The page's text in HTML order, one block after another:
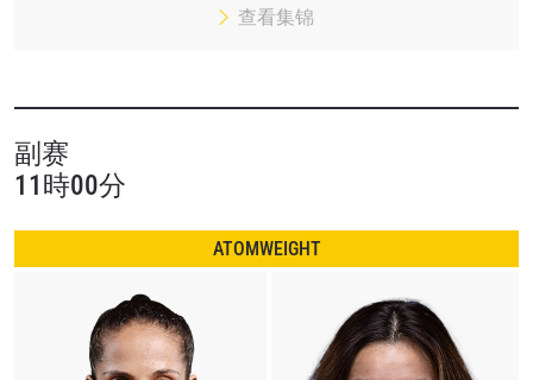
查看集锦
副赛
11時00分
ATOMWEIGHT
对手
赛事
查看集锦
在任何地域观看ONE冠军赛，现在注册获得权限了
名字
提交此表格签署弹出免责声明，即表示您同意我们
的隐私政策，我们将收集、使用和披露您的信息。